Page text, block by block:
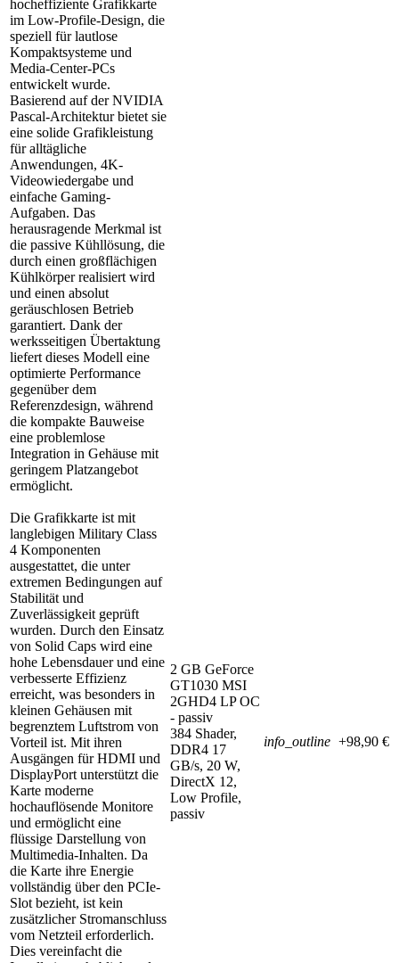
hocheffiziente Grafikkarte
im Low-Profile-Design, die
speziell für lautlose
Kompaktsysteme und
Media-Center-PCs
entwickelt wurde.
Basierend auf der NVIDIA
Pascal-Architektur bietet sie
eine solide Grafikleistung
für alltägliche
Anwendungen, 4K-
Videowiedergabe und
einfache Gaming-
Aufgaben. Das
herausragende Merkmal ist
die passive Kühllösung, die
durch einen großflächigen
Kühlkörper realisiert wird
und einen absolut
geräuschlosen Betrieb
garantiert. Dank der
werksseitigen Übertaktung
liefert dieses Modell eine
optimierte Performance
gegenüber dem
Referenzdesign, während
die kompakte Bauweise
eine problemlose
Integration in Gehäuse mit
geringem Platzangebot
ermöglicht.
Die Grafikkarte ist mit
langlebigen Military Class
4 Komponenten
ausgestattet, die unter
extremen Bedingungen auf
Stabilität und
Zuverlässigkeit geprüft
wurden. Durch den Einsatz
von Solid Caps wird eine
hohe Lebensdauer und eine
verbesserte Effizienz
erreicht, was besonders in
kleinen Gehäusen mit
begrenztem Luftstrom von
Vorteil ist. Mit ihren
Ausgängen für HDMI und
DisplayPort unterstützt die
Karte moderne
hochauflösende Monitore
und ermöglicht eine
flüssige Darstellung von
Multimedia-Inhalten. Da
die Karte ihre Energie
vollständig über den PCIe-
Slot bezieht, ist kein
zusätzlicher Stromanschluss
vom Netzteil erforderlich.
Dies vereinfacht die
2 GB GeForce
GT1030 MSI
2GHD4 LP OC
- passiv
384 Shader,
DDR4 17
GB/s, 20 W,
DirectX 12,
Low Profile,
passiv
info_outline +98,90 €